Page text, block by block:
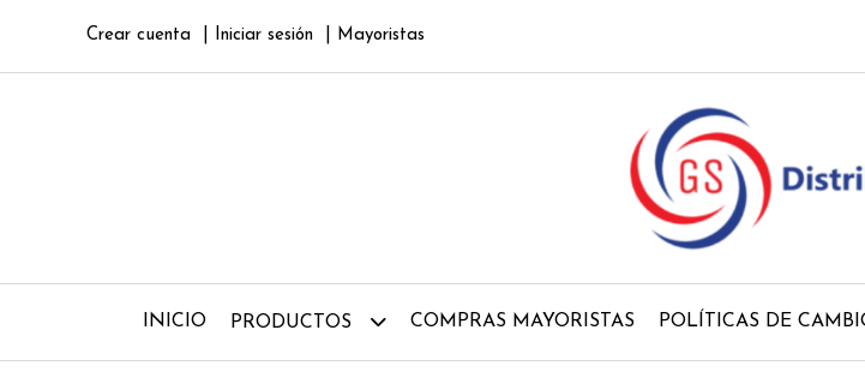
Crear cuenta Iniciar sesión Mayoristas
INICIO PRODUCTOS COMPRAS MAYORISTAS POLÍTICAS DE